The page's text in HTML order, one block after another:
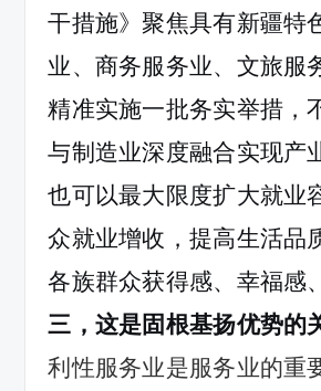
干措施》聚焦具有新疆特
业、商务服务业、文旅服
精准实施一批务实举措，
与制造业深度融合实现产
也可以最大限度扩大就业
众就业增收，提高生活品
各族群众获得感、幸福感
三，这是固根基扬优势的
利性服务业是服务业的重